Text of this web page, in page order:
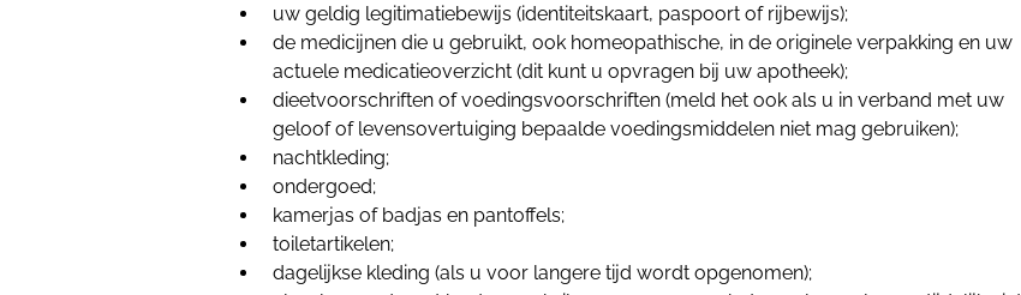
uw geldig legitimatiebewijs (identiteitskaart, paspoort of rijbewijs);
de medicijnen die u gebruikt, ook homeopathische, in de originele verpakking en uw
actuele medicatieoverzicht (dit kunt u opvragen bij uw apotheek);
dieetvoorschriften of voedingsvoorschriften (meld het ook als u in verband met uw
geloof of levensovertuiging bepaalde voedingsmiddelen niet mag gebruiken);
nachtkleding;
ondergoed;
kamerjas of badjas en pantoffels;
toiletartikelen;
dagelijkse kleding (als u voor langere tijd wordt opgenomen);